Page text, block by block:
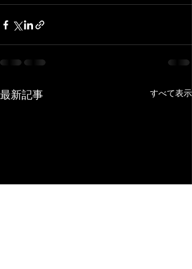
最新記事 すべて表示